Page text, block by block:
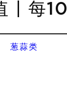
| 每
葱蒜类